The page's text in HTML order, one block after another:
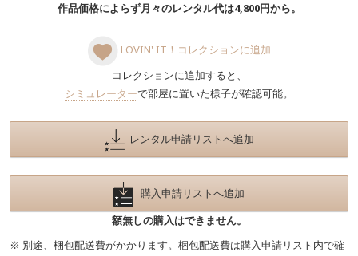
作品価格によらず月々のレンタル代は4,800円から。
LOVIN' IT！コレクションに追加
コレクションに追加すると、
シミュレーターで部屋に置いた様子が確認可能。
レンタル申請リストへ追加
購入申請リストへ追加
額無しの購入はできません。
※ 別途、梱包配送費がかかります。梱包配送費は購入申請リスト内で確